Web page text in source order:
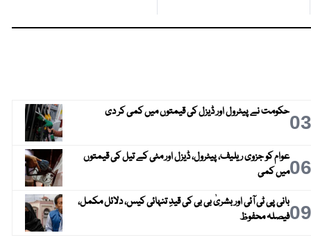
03حکومت نے پیٹرول اور ڈیزل کی قیمتوں میں کمی کر دی
06عوام کو جزوی ریلیف، پیٹرول، ڈیزل اور مٹی کے تیل کی قیمتوں
میں کمی
09بانی پی ٹی آئی اور بشریٰ بی بی کی قیدِ تنہائی کیس، دلائل مکمل،
فیصلہ محفوظ